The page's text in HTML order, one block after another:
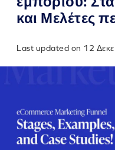
και Μελέτες
Last updated on 12